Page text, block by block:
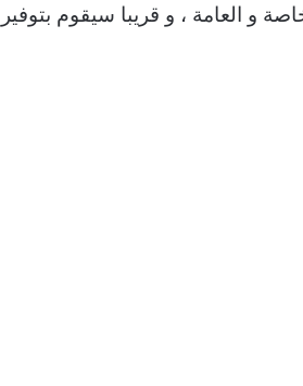
و العامة ، و قريبا سيقوم